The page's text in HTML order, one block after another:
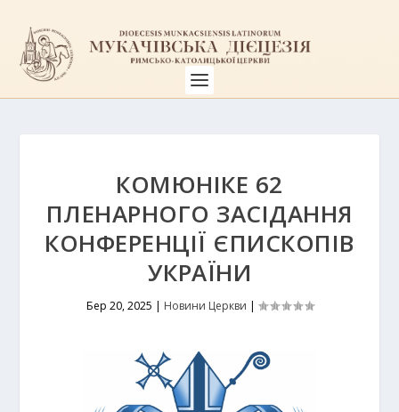
КОМЮНІКЕ 62
ПЛЕНАРНОГО ЗАСІДАННЯ
КОНФЕРЕНЦІЇ ЄПИСКОПІВ
УКРАЇНИ
Бер 20, 2025 | Новини Церкви |